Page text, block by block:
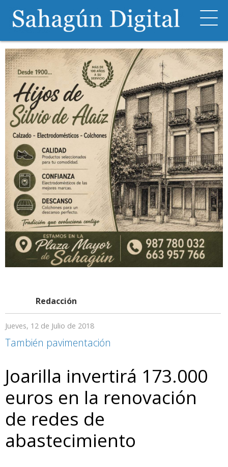
Redacción
Jueves, 12 de Julio de 2018
También pavimentación
Joarilla invertirá 173.000
euros en la renovación
de redes de
abastecimiento